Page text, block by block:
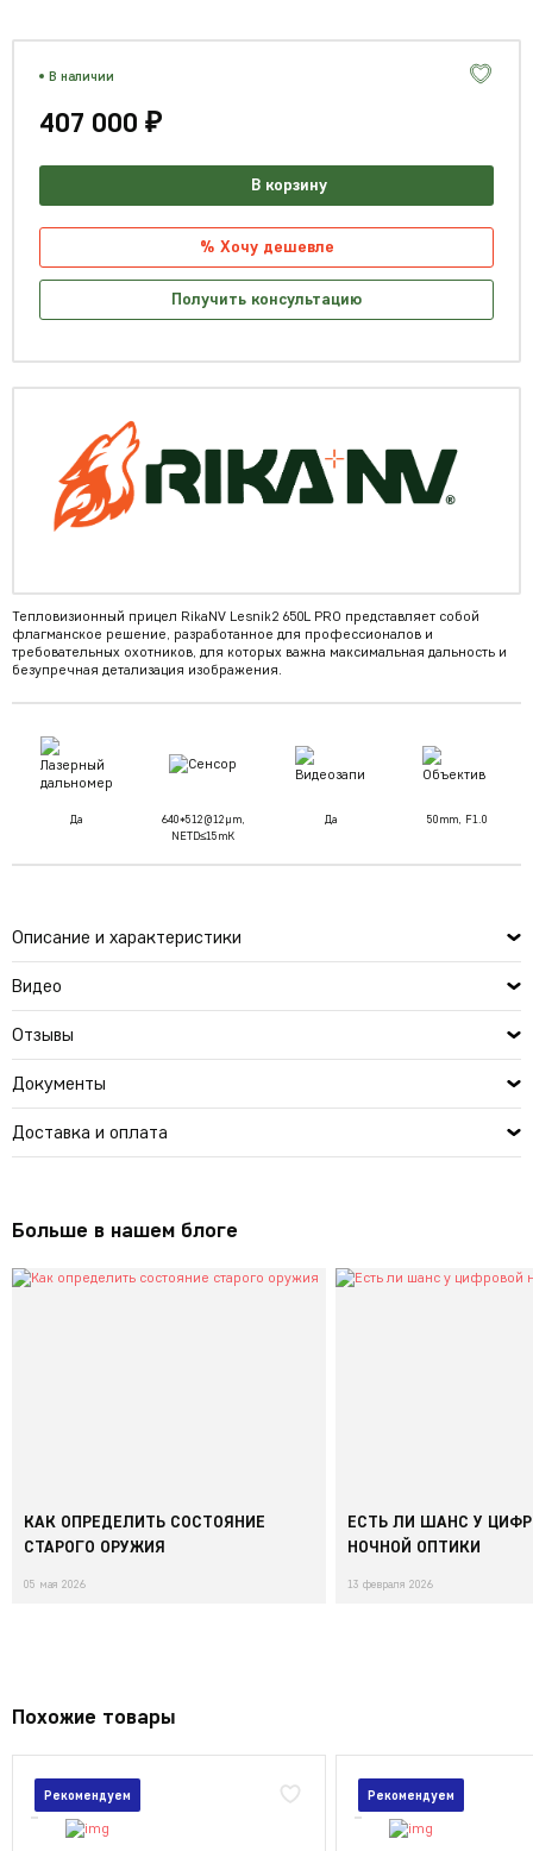
Описание и характеристики
Видео
Отзывы
Документы
Доставка и оплата
В наличии
407 000 ₽
В корзину
% Хочу дешевле
Получить консультацию
Тепловизионный прицел RikaNV Lesnik2 650L PRO представляет собой
флагманское решение, разработанное для профессионалов и
требовательных охотников, для которых важна максимальная дальность и
безупречная детализация изображения.
Да
640*512@12µm,
NETD≤15mK
Да 50mm, F1.0
Больше в нашем блоге
КАК ОПРЕДЕЛИТЬ СОСТОЯНИЕ
СТАРОГО ОРУЖИЯ
05 мая 2026
ЕСТЬ ЛИ ШАНС У
НОЧНОЙ ОПТИКИ
13 февраля 2026
Похожие товары
Рекомендуем Рекомендуем